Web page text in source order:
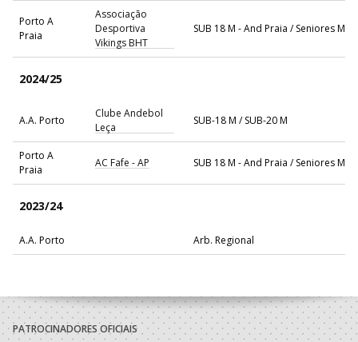
Porto A
Praia
Associação
Desportiva
Vikings BHT
SUB 18 M - And Praia / Seniores M -
2024/25
A.A. Porto
Clube Andebol
Leça
SUB-18 M / SUB-20 M
Porto A
Praia
AC Fafe - AP SUB 18 M - And Praia / Seniores M -
2023/24
A.A. Porto Arb. Regional
A.A. Porto
Andebol Clube
Os Lusitanos
SUB-16 M / SUB-18 M
PATROCINADORES OFICIAIS